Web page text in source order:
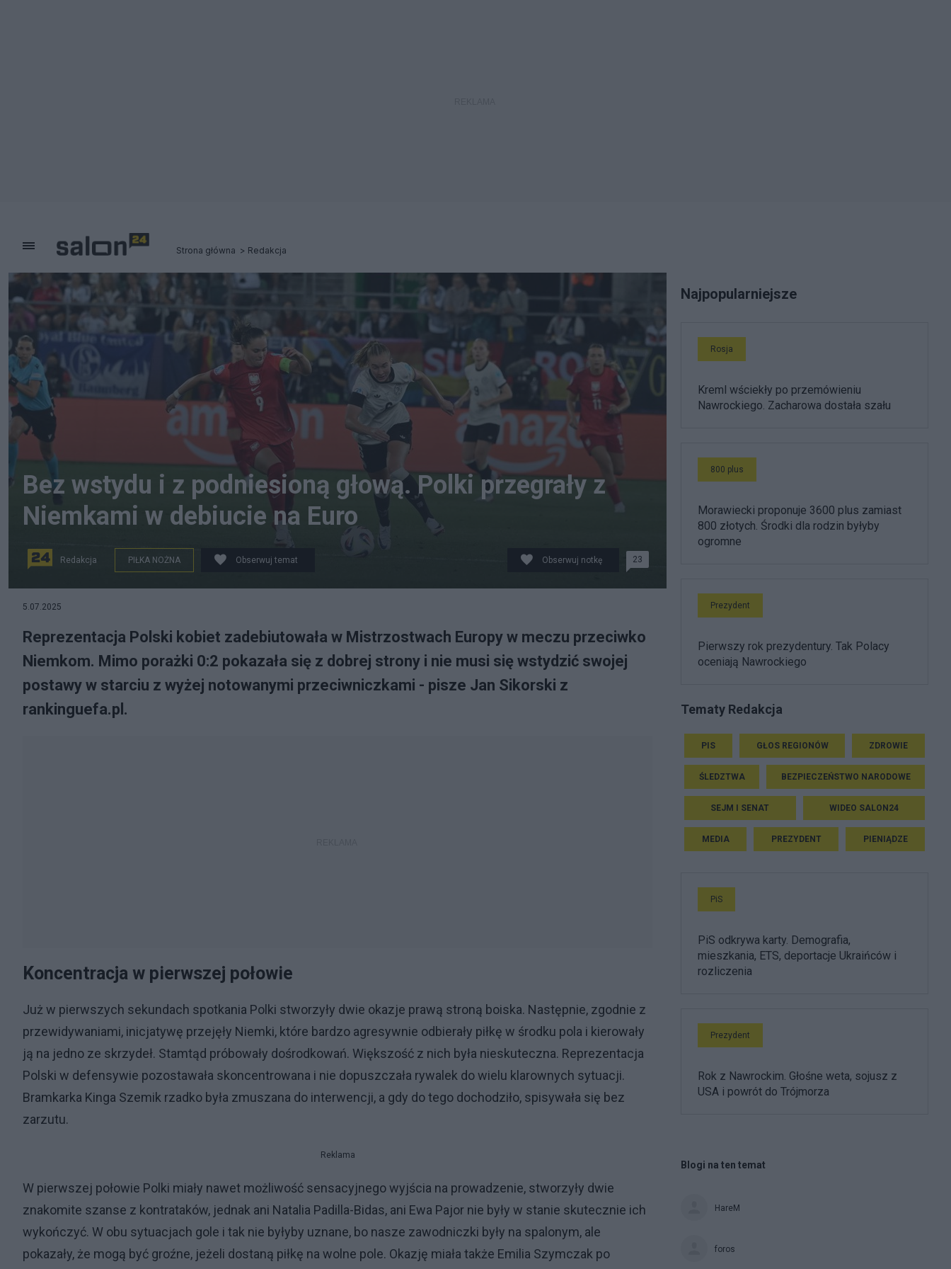
Strona główna Redakcja
mistrzostw Europy kobiet w szwajcarskim St. Gallen, 4 bm. (mk) PAP/Marcin Bielecki
Bez wstydu i z podniesioną głową. Polki przegrały z
Niemkami w debiucie na Euro
Redakcja PIŁKA NOŻNA Obserwuj temat Obserwuj notkę 23
5.07.2025
Reprezentacja Polski kobiet zadebiutowała w Mistrzostwach Europy w meczu przeciwko
Niemkom. Mimo porażki 0:2 pokazała się z dobrej strony i nie musi się wstydzić swojej
postawy w starciu z wyżej notowanymi przeciwniczkami - pisze Jan Sikorski z
rankinguefa.pl.
Koncentracja w pierwszej połowie
Już w pierwszych sekundach spotkania Polki stworzyły dwie okazje prawą stroną boiska. Następnie, zgodnie z
przewidywaniami, inicjatywę przejęły Niemki, które bardzo agresywnie odbierały piłkę w środku pola i kierowały
ją na jedno ze skrzydeł. Stamtąd próbowały dośrodkowań. Większość z nich była nieskuteczna. Reprezentacja
Polski w defensywie pozostawała skoncentrowana i nie dopuszczała rywalek do wielu klarownych sytuacji.
Bramkarka Kinga Szemik rzadko była zmuszana do interwencji, a gdy do tego dochodziło, spisywała się bez
zarzutu.
Reklama
W pierwszej połowie Polki miały nawet możliwość sensacyjnego wyjścia na prowadzenie, stworzyły dwie
znakomite szanse z kontrataków, jednak ani Natalia Padilla-Bidas, ani Ewa Pajor nie były w stanie skutecznie ich
wykończyć. W obu sytuacjach gole i tak nie byłyby uznane, bo nasze zawodniczki były na spalonym, ale
pokazały, że mogą być groźne, jeżeli dostaną piłkę na wolne pole. Okazję miała także Emilia Szymczak po
Najpopularniejsze
Rosja
Kreml wściekły po przemówieniu
Nawrockiego. Zacharowa dostała szału
800 plus
Morawiecki proponuje 3600 plus zamiast
800 złotych. Środki dla rodzin byłyby
ogromne
Prezydent
Pierwszy rok prezydentury. Tak Polacy
oceniają Nawrockiego
Tematy Redakcja
PIS GŁOS REGIONÓW ZDROWIE
ŚLEDZTWA BEZPIECZEŃSTWO NARODOWE
SEJM I SENAT WIDEO SALON24
MEDIA PREZYDENT PIENIĄDZE
PiS
PiS odkrywa karty. Demografia,
mieszkania, ETS, deportacje Ukraińców i
rozliczenia
Prezydent
Rok z Nawrockim. Głośne weta, sojusz z
USA i powrót do Trójmorza
Blogi na ten temat
HareM
foros